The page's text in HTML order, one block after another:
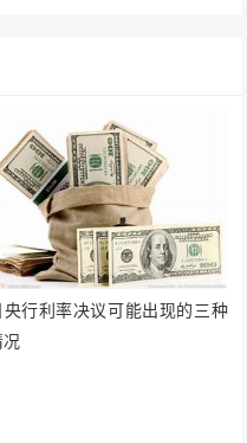
央行利率决议可能出现的三种